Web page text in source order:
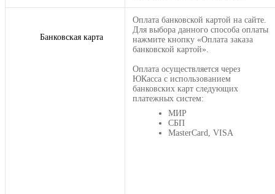
Банковская карта
Оплата банковской картой на сайте.
Для выбора данного способа оплаты
нажмите кнопку «Оплата заказа
банковской картой».
Оплата осуществляется через
ЮКасса с использованием
банковских карт следующих
платежных систем:
МИР
СБП
MasterCard, VISA